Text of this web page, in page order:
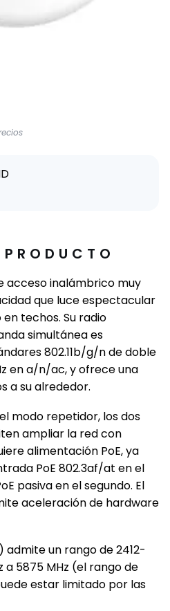
acceso inalámbrico muy
que luce espectacular
techos. Su radio
simultánea es
802.11b/g/n de doble
en a/n/ac, y ofrece una
a su alrededor.
modo repetidor, los dos
ampliar la red con
alimentación PoE, ya
PoE 802.3af/at en el
pasiva en el segundo. El
aceleración de hardware
un rango de 2412-
a 5875 MHz (el rango de
estar limitado por las